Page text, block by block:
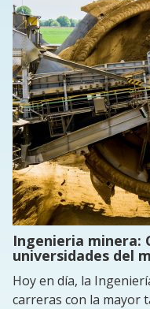
Ingenieria minera:
universidades del
Hoy en día, la
carreras con la mayor